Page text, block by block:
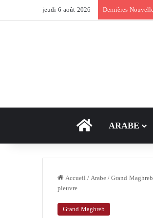
jeudi 6 août 2026 Dernières
ACCEUIL
ARABE
Accueil/Arabe/Grand Maghreb
pieuvre
Grand Maghreb